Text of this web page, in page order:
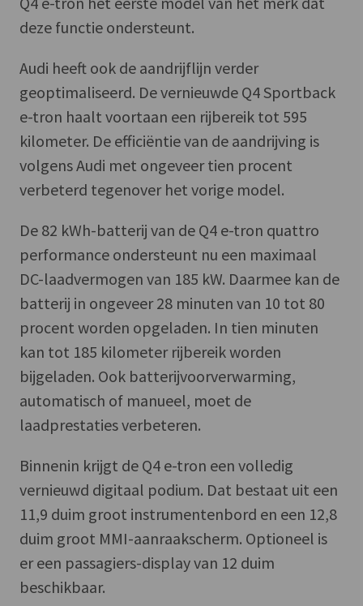
deze functie ondersteunt.
Audi heeft ook de aandrijflijn verder
geoptimaliseerd. De vernieuwde Q4 Sportback
e-tron haalt voortaan een rijbereik tot 595
kilometer. De efficiëntie van de aandrijving is
volgens Audi met ongeveer tien procent
verbeterd tegenover het vorige model.
De 82 kWh-batterij van de Q4 e-tron quattro
performance ondersteunt nu een maximaal
DC-laadvermogen van 185 kW. Daarmee kan de
batterij in ongeveer 28 minuten van 10 tot 80
procent worden opgeladen. In tien minuten
kan tot 185 kilometer rijbereik worden
bijgeladen. Ook batterijvoorverwarming,
automatisch of manueel, moet de
laadprestaties verbeteren.
Binnenin krijgt de Q4 e-tron een volledig
vernieuwd digitaal podium. Dat bestaat uit een
11,9 duim groot instrumentenbord en een 12,8
duim groot MMI-aanraakscherm. Optioneel is
er een passagiers-display van 12 duim
beschikbaar.